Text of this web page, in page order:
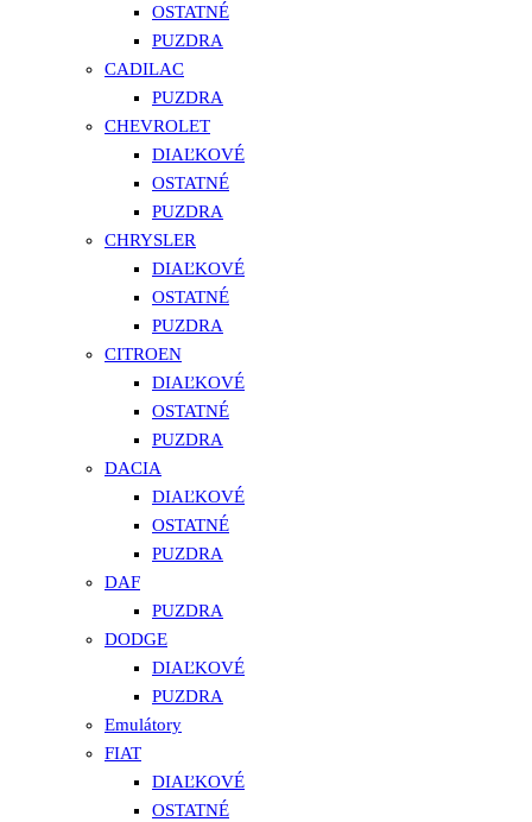
OSTATNÉ
PUZDRA
CADILAC
PUZDRA
CHEVROLET
DIAĽKOVÉ
OSTATNÉ
PUZDRA
CHRYSLER
DIAĽKOVÉ
OSTATNÉ
PUZDRA
CITROEN
DIAĽKOVÉ
OSTATNÉ
PUZDRA
DACIA
DIAĽKOVÉ
OSTATNÉ
PUZDRA
DAF
PUZDRA
DODGE
DIAĽKOVÉ
PUZDRA
Emulátory
FIAT
DIAĽKOVÉ
OSTATNÉ